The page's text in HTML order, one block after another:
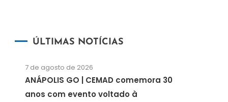
ÚLTIMAS NOTÍCIAS
7 de agosto de 2026
ANÁPOLIS GO | CEMAD comemora 30
anos com evento voltado à